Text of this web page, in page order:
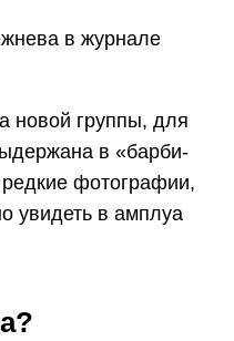
в журнале
новой группы, для
в «барби-
фотографии,
увидеть в амплуа